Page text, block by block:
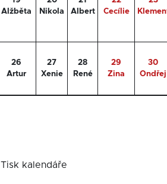
Alžběta
Nikola
Albert
Cecílie
26
Artur
27
Xenie
28
René
29
Zina
30
Ondřej
Tisk kalendáře